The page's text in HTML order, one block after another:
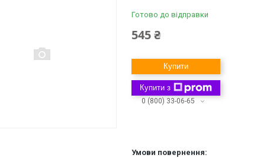
Готово до відправки
545 ₴
Купити
Купити з
0 (800) 33-06-65